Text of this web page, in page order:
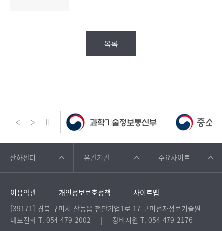
목록
산하센터 유관기관 주요사이트
이용약관 개인정보보호정책
사이트맵
[39171] 경북 구미시 산동읍 첨단기업1로 17 구미전자정보기술원
대표전화 T. 054-479-2002
장비지원 T. 054-479-2176